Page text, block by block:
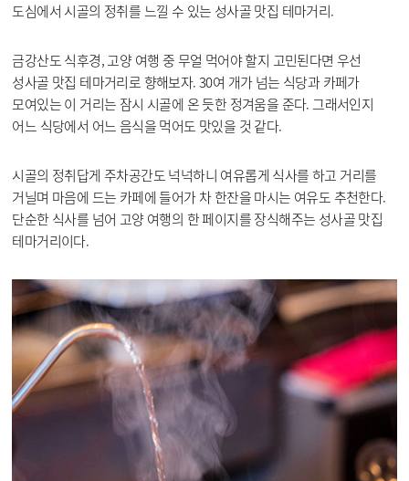
도심에서 시골의 정취를 느낄 수 있는 성사골 맛집 테마거리.
금강산도 식후경, 고양 여행 중 무얼 먹어야 할지 고민된다면 우선
성사골 맛집 테마거리로 향해보자. 30여 개가 넘는 식당과 카페가
모여있는 이 거리는 잠시 시골에 온 듯한 정겨움을 준다. 그래서인지
어느 식당에서 어느 음식을 먹어도 맛있을 것 같다.
시골의 정취답게 주차공간도 넉넉하니 여유롭게 식사를 하고 거리를
거닐며 마음에 드는 카페에 들어가 차 한잔을 마시는 여유도 추천한다.
단순한 식사를 넘어 고양 여행의 한 페이지를 장식해주는 성사골 맛집
테마거리이다.